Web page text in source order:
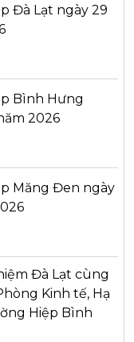
Đà Lạt ngày 29
Bình Hưng
2026
Măng Đen ngày
Đà Lạt cùng
Kinh tế, Hạ
Hiệp Bình